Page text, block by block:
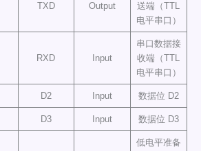
TXD Output
送端（TTL
电平串口）
RXD Input
串口数据接
收端（TTL
电平串口）
D2 Input 数据位 D2
D3 Input 数据位 D3
低电平准备